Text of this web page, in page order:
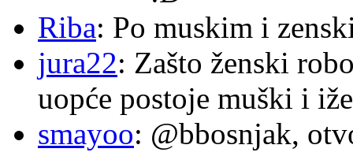
Riba: Po muskim i
jura22: Zašto ženski
uopće postoje muški i
smayoo: @bbosnjak,